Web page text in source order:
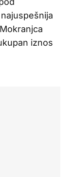
iznos